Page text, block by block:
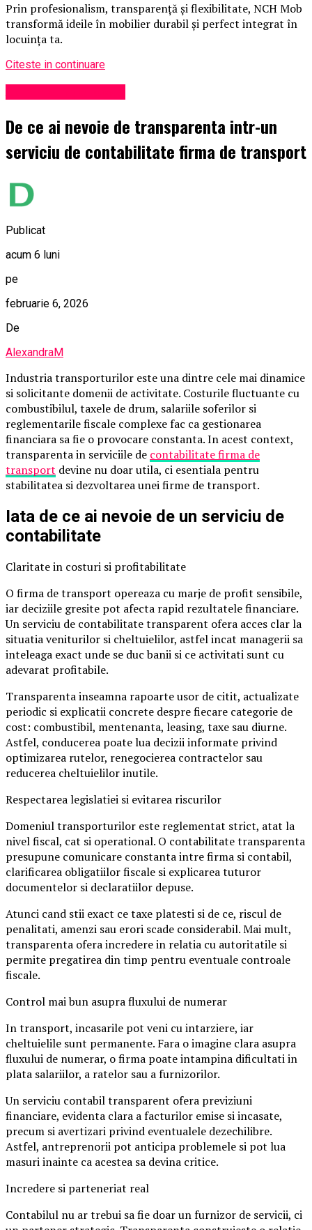
Prin profesionalism, transparență și flexibilitate, NCH Mob
transformă ideile în mobilier durabil și perfect integrat în
locuința ta.
Citeste in continuare
De ce ai nevoie de transparenta intr-un
serviciu de contabilitate firma de transport
Publicat
acum 6 luni
pe
februarie 6, 2026
De
AlexandraM
Industria transporturilor este una dintre cele mai dinamice
si solicitante domenii de activitate. Costurile fluctuante cu
combustibilul, taxele de drum, salariile soferilor si
reglementarile fiscale complexe fac ca gestionarea
financiara sa fie o provocare constanta. In acest context,
transparenta in serviciile de contabilitate firma de
transport devine nu doar utila, ci esentiala pentru
stabilitatea si dezvoltarea unei firme de transport.
Iata de ce ai nevoie de un serviciu de
contabilitate
Claritate in costuri si profitabilitate
O firma de transport opereaza cu marje de profit sensibile,
iar deciziile gresite pot afecta rapid rezultatele financiare.
Un serviciu de contabilitate transparent ofera acces clar la
situatia veniturilor si cheltuielilor, astfel incat managerii sa
inteleaga exact unde se duc banii si ce activitati sunt cu
adevarat profitabile.
Transparenta inseamna rapoarte usor de citit, actualizate
periodic si explicatii concrete despre fiecare categorie de
cost: combustibil, mentenanta, leasing, taxe sau diurne.
Astfel, conducerea poate lua decizii informate privind
optimizarea rutelor, renegocierea contractelor sau
reducerea cheltuielilor inutile.
Respectarea legislatiei si evitarea riscurilor
Domeniul transporturilor este reglementat strict, atat la
nivel fiscal, cat si operational. O contabilitate transparenta
presupune comunicare constanta intre firma si contabil,
clarificarea obligatiilor fiscale si explicarea tuturor
documentelor si declaratiilor depuse.
Atunci cand stii exact ce taxe platesti si de ce, riscul de
penalitati, amenzi sau erori scade considerabil. Mai mult,
transparenta ofera incredere in relatia cu autoritatile si
permite pregatirea din timp pentru eventuale controale
fiscale.
Control mai bun asupra fluxului de numerar
In transport, incasarile pot veni cu intarziere, iar
cheltuielile sunt permanente. Fara o imagine clara asupra
fluxului de numerar, o firma poate intampina dificultati in
plata salariilor, a ratelor sau a furnizorilor.
Un serviciu contabil transparent ofera previziuni
financiare, evidenta clara a facturilor emise si incasate,
precum si avertizari privind eventualele dezechilibre.
Astfel, antreprenorii pot anticipa problemele si pot lua
masuri inainte ca acestea sa devina critice.
Incredere si parteneriat real
Contabilul nu ar trebui sa fie doar un furnizor de servicii, ci